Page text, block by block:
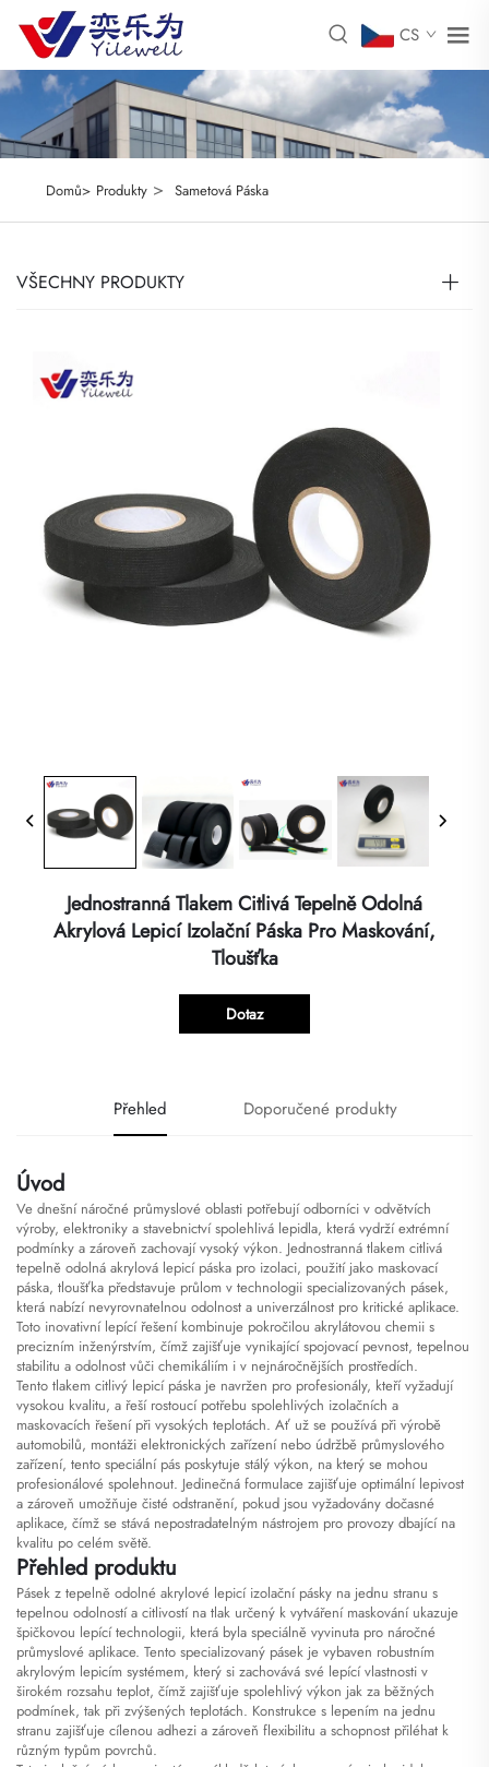
CS
Domů> Produkty> Sametová Páska
VŠECHNY PRODUKTY
Jednostranná Tlakem Citlivá Tepelně Odolná
Akrylová Lepicí Izolační Páska Pro Maskování,
Tloušťka
Dotaz
Přehled Doporučené produkty
Úvod
Ve dnešní náročné průmyslové oblasti potřebují odborníci v odvětvích
výroby, elektroniky a stavebnictví spolehlivá lepidla, která vydrží extrémní
podmínky a zároveň zachovají vysoký výkon. Jednostranná tlakem citlivá
tepelně odolná akrylová lepicí páska pro izolaci, použití jako maskovací
páska, tloušťka představuje průlom v technologii specializovaných pásek,
která nabízí nevyrovnatelnou odolnost a univerzálnost pro kritické aplikace.
Toto inovativní lepící řešení kombinuje pokročilou akrylátovou chemii s
precizním inženýrstvím, čímž zajišťuje vynikající spojovací pevnost, tepelnou
stabilitu a odolnost vůči chemikáliím i v nejnáročnějších prostředích.
Tento tlakem citlivý lepicí páska je navržen pro profesionály, kteří vyžadují
vysokou kvalitu, a řeší rostoucí potřebu spolehlivých izolačních a
maskovacích řešení při vysokých teplotách. Ať už se používá při výrobě
automobilů, montáži elektronických zařízení nebo údržbě průmyslového
zařízení, tento speciální pás poskytuje stálý výkon, na který se mohou
profesionálové spolehnout. Jedinečná formulace zajišťuje optimální lepivost
a zároveň umožňuje čisté odstranění, pokud jsou vyžadovány dočasné
aplikace, čímž se stává nepostradatelným nástrojem pro provozy dbající na
kvalitu po celém světě.
Přehled produktu
Pásek z tepelně odolné akrylové lepicí izolační pásky na jednu stranu s
tepelnou odolností a citlivostí na tlak určený k vytváření maskování ukazuje
špičkovou lepící technologii, která byla speciálně vyvinuta pro náročné
průmyslové aplikace. Tento specializovaný pásek je vybaven robustním
akrylovým lepicím systémem, který si zachovává své lepící vlastnosti v
širokém rozsahu teplot, čímž zajišťuje spolehlivý výkon jak za běžných
podmínek, tak při zvýšených teplotách. Konstrukce s lepením na jednu
stranu zajišťuje cílenou adhezi a zároveň flexibilitu a schopnost přiléhat k
různým typům povrchů.